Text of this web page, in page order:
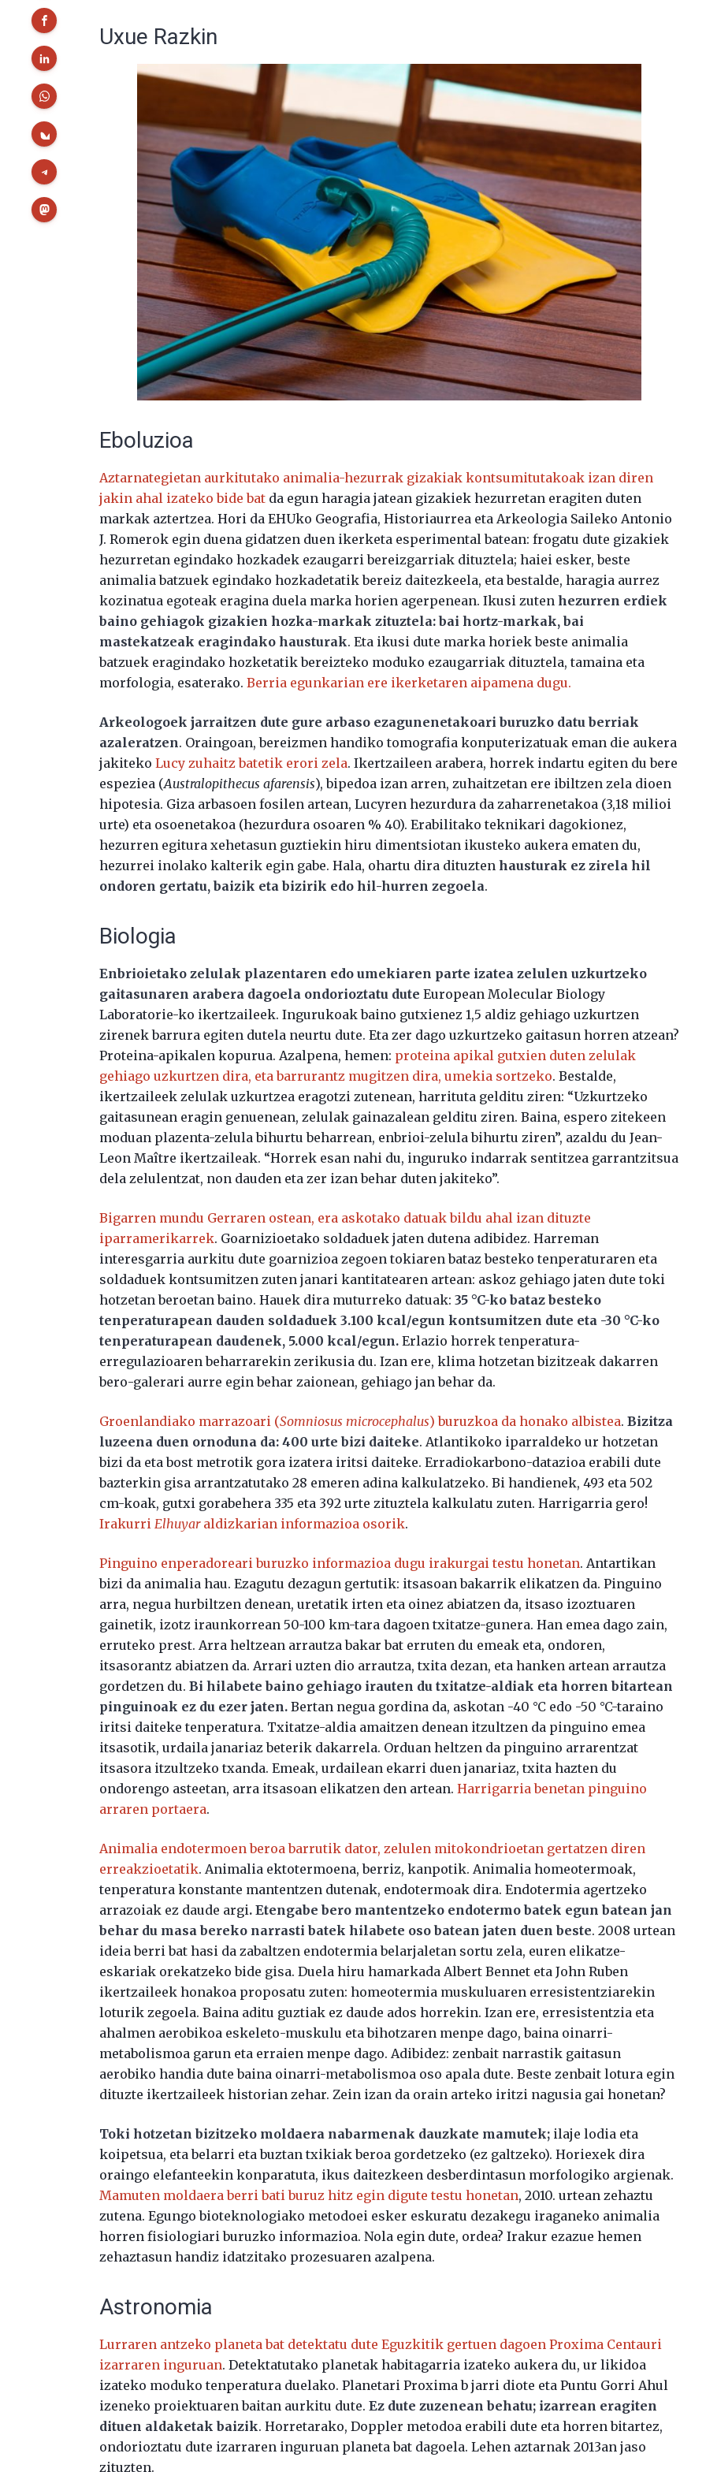
Uxue Razkin
Eboluzioa
Aztarnategietan aurkitutako animalia-hezurrak gizakiak kontsumitutakoak izan diren
jakin ahal izateko bide bat da egun haragia jatean gizakiek hezurretan eragiten duten
markak aztertzea. Hori da EHUko Geografia, Historiaurrea eta Arkeologia Saileko Antonio
J. Romerok egin duena gidatzen duen ikerketa esperimental batean: frogatu dute gizakiek
hezurretan egindako hozkadek ezaugarri bereizgarriak dituztela; haiei esker, beste
animalia batzuek egindako hozkadetatik bereiz daitezkeela, eta bestalde, haragia aurrez
kozinatua egoteak eragina duela marka horien agerpenean. Ikusi zutenhezurren erdiek
baino gehiagok gizakien hozka-markak zituztela: bai hortz-markak, bai
mastekatzeak eragindako hausturak. Eta ikusi dute marka horiek beste animalia
batzuek eragindako hozketatik bereizteko moduko ezaugarriak dituztela, tamaina eta
morfologia, esaterako.Berria egunkarian ere ikerketaren aipamena dugu.
Arkeologoek jarraitzen dute gure arbaso ezagunenetakoari buruzko datu berriak
azaleratzen. Oraingoan, bereizmen handiko tomografia konputerizatuak eman die aukera
jakitekoLucy zuhaitz batetik erori zela. Ikertzaileen arabera, horrek indartu egiten du bere
espeziea (Australopithecus afarensis), bipedoa izan arren, zuhaitzetan ere ibiltzen zela dioen
hipotesia. Giza arbasoen fosilen artean, Lucyren hezurdura da zaharrenetakoa (3,18 milioi
urte) eta osoenetakoa (hezurdura osoaren % 40). Erabilitako teknikari dagokionez,
hezurren egitura xehetasun guztiekin hiru dimentsiotan ikusteko aukera ematen du,
hezurrei inolako kalterik egin gabe. Hala, ohartu dira dituztenhausturak ez zirela hil
ondoren gertatu, baizik eta bizirik edo hil-hurren zegoela.
Biologia
Enbrioietako zelulak plazentaren edo umekiaren parte izatea zelulen uzkurtzeko
gaitasunaren arabera dagoela ondorioztatu dute European Molecular Biology
Laboratorie-ko ikertzaileek. Ingurukoak baino gutxienez 1,5 aldiz gehiago uzkurtzen
zirenek barrura egiten dutela neurtu dute. Eta zer dago uzkurtzeko gaitasun horren atzean?
Proteina-apikalen kopurua. Azalpena, hemen: proteina apikal gutxien duten zelulak
gehiago uzkurtzen dira, eta barrurantz mugitzen dira, umekia sortzeko. Bestalde,
ikertzaileek zelulak uzkurtzea eragotzi zutenean, harrituta gelditu ziren: “Uzkurtzeko
gaitasunean eragin genuenean, zelulak gainazalean gelditu ziren. Baina, espero zitekeen
moduan plazenta-zelula bihurtu beharrean, enbrioi-zelula bihurtu ziren”, azaldu du Jean-
Leon Maître ikertzaileak. “Horrek esan nahi du, inguruko indarrak sentitzea garrantzitsua
dela zelulentzat, non dauden eta zer izan behar duten jakiteko”.
Bigarren mundu Gerraren ostean, era askotako datuak bildu ahal izan dituzte
iparramerikarrek. Goarnizioetako soldaduek jaten dutena adibidez. Harreman
interesgarria aurkitu dute goarnizioa zegoen tokiaren bataz besteko tenperaturaren eta
soldaduek kontsumitzen zuten janari kantitatearen artean: askoz gehiago jaten dute toki
hotzetan beroetan baino. Hauek dira muturreko datuak:35 °C-ko bataz besteko
tenperaturapean dauden soldaduek 3.100 kcal/egun kontsumitzen dute eta -30 °C-ko
tenperaturapean daudenek, 5.000 kcal/egun.Erlazio horrek tenperatura-
erregulazioaren beharrarekin zerikusia du. Izan ere, klima hotzetan bizitzeak dakarren
bero-galerari aurre egin behar zaionean, gehiago jan behar da.
Groenlandiako marrazoari (Somniosus microcephalus) buruzkoa da honako albistea.Bizitza
luzeena duen ornoduna da: 400 urte bizi daiteke. Atlantikoko iparraldeko ur hotzetan
bizi da eta bost metrotik gora izatera iritsi daiteke. Erradiokarbono-datazioa erabili dute
bazterkin gisa arrantzatutako 28 emeren adina kalkulatzeko. Bi handienek, 493 eta 502
cm-koak, gutxi gorabehera 335 eta 392 urte zituztela kalkulatu zuten. Harrigarria gero!
Irakurri Elhuyaraldizkarian informazioa osorik.
Pinguino enperadoreari buruzko informazioa dugu irakurgai testu honetan. Antartikan
bizi da animalia hau. Ezagutu dezagun gertutik: itsasoan bakarrik elikatzen da. Pinguino
arra, negua hurbiltzen denean, uretatik irten eta oinez abiatzen da, itsaso izoztuaren
gainetik, izotz iraunkorrean 50-100 km-tara dagoen txitatze-gunera. Han emea dago zain,
erruteko prest. Arra heltzean arrautza bakar bat erruten du emeak eta, ondoren,
itsasorantz abiatzen da. Arrari uzten dio arrautza, txita dezan, eta hanken artean arrautza
gordetzen du.Bi hilabete baino gehiago irauten du txitatze-aldiak eta horren bitartean
pinguinoak ez du ezer jaten. Bertan negua gordina da, askotan -40 °C edo -50 °C-taraino
iritsi daiteke tenperatura. Txitatze-aldia amaitzen denean itzultzen da pinguino emea
itsasotik, urdaila janariaz beterik dakarrela. Orduan heltzen da pinguino arrarentzat
itsasora itzultzeko txanda. Emeak, urdailean ekarri duen janariaz, txita hazten du
ondorengo asteetan, arra itsasoan elikatzen den artean.Harrigarria benetan pinguino
arraren portaera.
Animalia endotermoen beroa barrutik dator, zelulen mitokondrioetan gertatzen diren
erreakzioetatik. Animalia ektotermoena, berriz, kanpotik. Animalia homeotermoak,
tenperatura konstante mantentzen dutenak, endotermoak dira. Endotermia agertzeko
arrazoiak ez daude argi.Etengabe bero mantentzeko endotermo batek egun batean jan
behar du masa bereko narrasti batek hilabete oso batean jaten duen beste. 2008 urtean
ideia berri bat hasi da zabaltzen endotermia belarjaletan sortu zela, euren elikatze-
eskariak orekatzeko bide gisa. Duela hiru hamarkada Albert Bennet eta John Ruben
ikertzaileek honakoa proposatu zuten: homeotermia muskuluaren erresistentziarekin
loturik zegoela. Baina aditu guztiak ez daude ados horrekin. Izan ere, erresistentzia eta
ahalmen aerobikoa eskeleto-muskulu eta bihotzaren menpe dago, baina oinarri-
metabolismoa garun eta erraien menpe dago. Adibidez: zenbait narrastik gaitasun
aerobiko handia dute baina oinarri-metabolismoa oso apala dute. Beste zenbait lotura egin
dituzte ikertzaileek historian zehar. Zein izan da orain arteko iritzi nagusia gai honetan?
Toki hotzetan bizitzeko moldaera nabarmenak dauzkate mamutek; ilaje lodia eta
koipetsua, eta belarri eta buztan txikiak beroa gordetzeko (ez galtzeko). Horiexek dira
oraingo elefanteekin konparatuta, ikus daitezkeen desberdintasun morfologiko argienak.
Mamuten moldaera berri bati buruz hitz egin digute testu honetan, 2010. urtean zehaztu
zutena. Egungo bioteknologiako metodoei esker eskuratu dezakegu iraganeko animalia
horren fisiologiari buruzko informazioa. Nola egin dute, ordea? Irakur ezazue hemen
zehaztasun handiz idatzitako prozesuaren azalpena.
Astronomia
Lurraren antzeko planeta bat detektatu dute Eguzkitik gertuen dagoen Proxima Centauri
izarraren inguruan. Detektatutako planetak habitagarria izateko aukera du, ur likidoa
izateko moduko tenperatura duelako. Planetari Proxima b jarri diote eta Puntu Gorri Ahul
izeneko proiektuaren baitan aurkitu dute.Ez dute zuzenean behatu; izarrean eragiten
dituen aldaketak baizik. Horretarako, Doppler metodoa erabili dute eta horren bitartez,
ondorioztatu dute izarraren inguruan planeta bat dagoela. Lehen aztarnak 2013an jaso
zituzten.